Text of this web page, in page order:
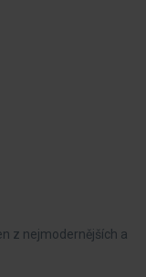
z nejmodernějších a